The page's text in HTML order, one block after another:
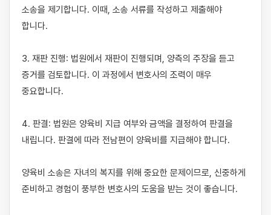
소송을 제기합니다. 이때, 소송 서류를 작성하고 제출해야
합니다.
3. 재판 진행: 법원에서 재판이 진행되며, 양측의 주장을 듣고
증거를 검토합니다. 이 과정에서 변호사의 조력이 매우
중요합니다.
4. 판결: 법원은 양육비 지급 여부와 금액을 결정하여 판결을
내립니다. 판결에 따라 전남편이 양육비를 지급해야 합니다.
양육비 소송은 자녀의 복지를 위해 중요한 문제이므로, 신중하게
준비하고 경험이 풍부한 변호사의 도움을 받는 것이 좋습니다.